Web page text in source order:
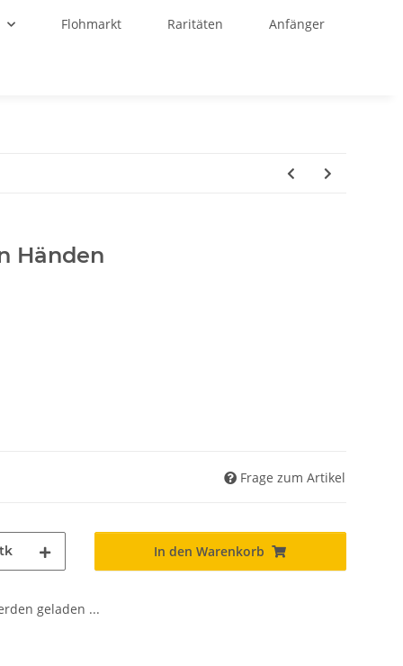
Flohmarkt Raritäten Anfänger
Händen
Frage zum Artikel
In den Warenkorb
geladen ...